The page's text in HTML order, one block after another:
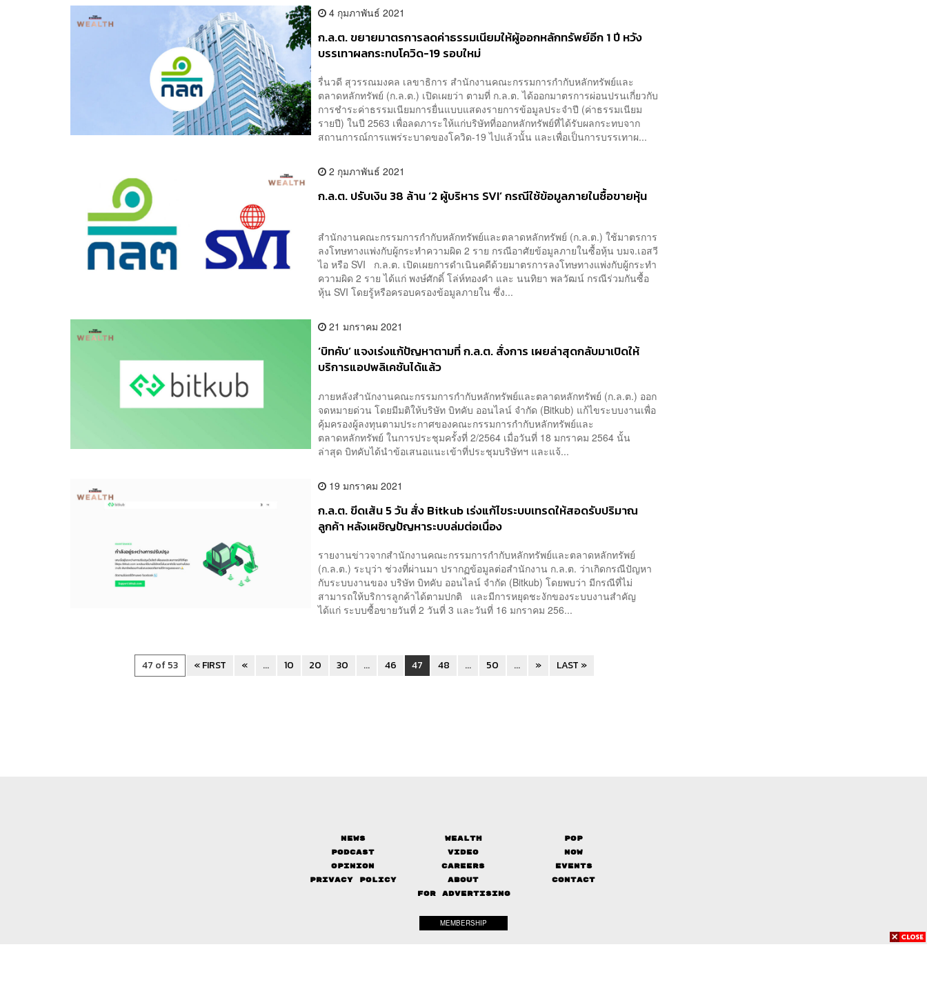
4 กุมภาพันธ์ 2021
ก.ล.ต. ขยายมาตรการลดค่าธรรมเนียมให้ผู้ออกหลักทรัพย์อีก 1 ปี หวัง
บรรเทาผลกระทบโควิด-19 รอบใหม่
รื่นวดี สุวรรณมงคล เลขาธิการ สำนักงานคณะกรรมการกำกับหลักทรัพย์และ
ตลาดหลักทรัพย์ (ก.ล.ต.) เปิดเผยว่า ตามที่ ก.ล.ต. ได้ออกมาตรการผ่อนปรนเกี่ยวกับ
การชำระค่าธรรมเนียมการยื่นแบบแสดงรายการข้อมูลประจำปี (ค่าธรรมเนียม
รายปี) ในปี 2563 เพื่อลดภาระให้แก่บริษัทที่ออกหลักทรัพย์ที่ได้รับผลกระทบจาก
สถานการณ์การแพร่ระบาดของโควิด-19 ไปแล้วนั้น และเพื่อเป็นการบรรเทาผ...
2 กุมภาพันธ์ 2021
ก.ล.ต. ปรับเงิน 38 ล้าน ‘2 ผู้บริหาร SVI’ กรณีใช้ข้อมูลภายในซื้อขายหุ้น
สำนักงานคณะกรรมการกำกับหลักทรัพย์และตลาดหลักทรัพย์ (ก.ล.ต.) ใช้มาตรการ
ลงโทษทางแพ่งกับผู้กระทำความผิด 2 ราย กรณีอาศัยข้อมูลภายในซื้อหุ้น บมจ.เอสวี
ไอ หรือ SVI ก.ล.ต. เปิดเผยการดำเนินคดีด้วยมาตรการลงโทษทางแพ่งกับผู้กระทำ
ความผิด 2 ราย ได้แก่ พงษ์ศักดิ์ โล่ห์ทองคำ และ นนทิยา พลวัฒน์ กรณีร่วมกันซื้อ
หุ้น SVI โดยรู้หรือครอบครองข้อมูลภายใน ซึ่ง...
21 มกราคม 2021
‘บิทคับ’ แจงเร่งแก้ปัญหาตามที่ ก.ล.ต. สั่งการ เผยล่าสุดกลับมาเปิดให้
บริการแอปพลิเคชันได้แล้ว
ภายหลังสำนักงานคณะกรรมการกำกับหลักทรัพย์และตลาดหลักทรัพย์ (ก.ล.ต.) ออก
จดหมายด่วน โดยมีมติให้บริษัท บิทคับ ออนไลน์ จำกัด (Bitkub) แก้ไขระบบงานเพื่อ
คุ้มครองผู้ลงทุนตามประกาศของคณะกรรมการกำกับหลักทรัพย์และ
ตลาดหลักทรัพย์ ในการประชุมครั้งที่ 2/2564 เมื่อวันที่ 18 มกราคม 2564 นั้น
ล่าสุด บิทคับได้นำข้อเสนอแนะเข้าที่ประชุมบริษัทฯ และแจ้...
19 มกราคม 2021
ก.ล.ต. ขีดเส้น 5 วัน สั่ง Bitkub เร่งแก้ไขระบบเทรดให้สอดรับปริมาณ
ลูกค้า หลังเผชิญปัญหาระบบล่มต่อเนื่อง
รายงานข่าวจากสำนักงานคณะกรรมการกำกับหลักทรัพย์และตลาดหลักทรัพย์
(ก.ล.ต.) ระบุว่า ช่วงที่ผ่านมา ปรากฏข้อมูลต่อสำนักงาน ก.ล.ต. ว่าเกิดกรณีปัญหา
กับระบบงานของ บริษัท บิทคับ ออนไลน์ จำกัด (Bitkub) โดยพบว่า มีกรณีที่ไม่
สามารถให้บริการลูกค้าได้ตามปกติ และมีการหยุดชะงักของระบบงานสำคัญ
ได้แก่ ระบบซื้อขายวันที่ 2 วันที่ 3 และวันที่ 16 มกราคม 256...
47 of 53 « FIRST « ... 10 20 30 ... 46 47 48 ... 50 ... » LAST »
News Wealth
Pop
Podcast
Video
Now
Opinion
Careers
Events
Privacy Policy
About
Contact
FOR ADVERTISING
MEMBERSHIP